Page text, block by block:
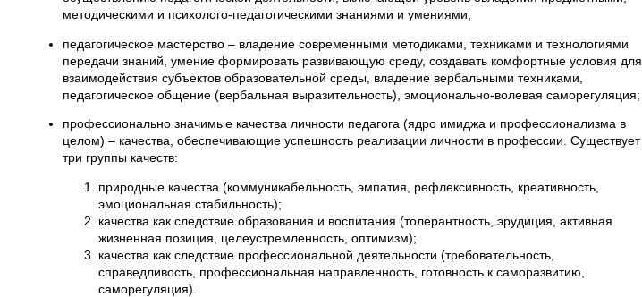
методическими и психолого-педагогическими знаниями и умениями;
педагогическое мастерство – владение современными методиками, техниками и технологиями
передачи знаний, умение формировать развивающую среду, создавать комфортные условия для
взаимодействия субъектов образовательной среды, владение вербальными техниками,
педагогическое общение (вербальная выразительность), эмоционально-волевая саморегуляция;
профессионально значимые качества личности педагога (ядро имиджа и профессионализма в
целом) – качества, обеспечивающие успешность реализации личности в профессии. Существует
три группы качеств:
природные качества (коммуникабельность, эмпатия, рефлексивность, креативность,
эмоциональная стабильность);
качества как следствие образования и воспитания (толерантность, эрудиция, активная
жизненная позиция, целеустремленность, оптимизм);
качества как следствие профессиональной деятельности (требовательность,
справедливость, профессиональная направленность, готовность к саморазвитию,
саморегуляция).